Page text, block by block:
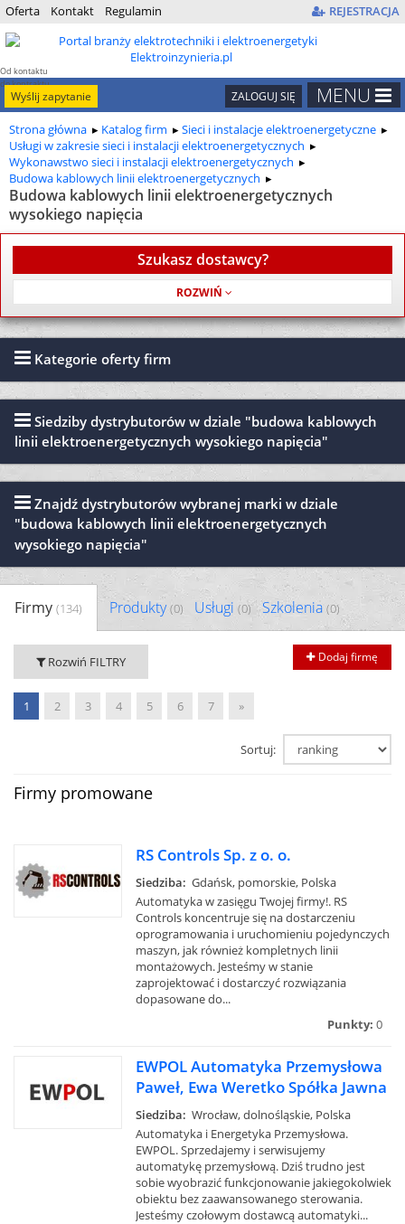
Oferta Kontakt Regulamin REJESTRACJA
Od kontaktu
do kontraktu
MENU
ZALOGUJ SIĘ
Wyślij zapytanie
Strona główna Katalog firm
Sieci i instalacje elektroenergetyczne
Usługi w zakresie sieci i instalacji elektroenergetycznych
Wykonawstwo sieci i instalacji elektroenergetycznych
Budowa kablowych linii elektroenergetycznych
Budowa kablowych linii elektroenergetycznych
wysokiego napięcia
Firmy (134) Produkty(0) Usługi (0) Szkolenia (0)
Dodaj firmę
Rozwiń FILTRY
1 2 3 4 5 6 7 »
Sortuj:
Firmy promowane
RS Controls Sp. z o. o.
Siedziba: Gdańsk, pomorskie, Polska
Automatyka w zasięgu Twojej firmy!. RS
Controls koncentruje się na dostarczeniu
oprogramowania i uruchomieniu pojedynczych
maszyn, jak również kompletnych linii
montażowych. Jesteśmy w stanie
zaprojektować i dostarczyć rozwiązania
dopasowane do...
Punkty: 0
EWPOL Automatyka Przemysłowa
Paweł, Ewa Weretko Spółka Jawna
Siedziba: Wrocław, dolnośląskie, Polska
Automatyka i Energetyka Przemysłowa.
EWPOL. Sprzedajemy i serwisujemy
automatykę przemysłową. Dziś trudno jest
sobie wyobrazić funkcjonowanie jakiegokolwiek
obiektu bez zaawansowanego sterowania.
Jesteśmy czołowym dostawcą automatyki...
Kategorie oferty firm
Siedziby dystrybutorów w dziale "budowa kablowych
linii elektroenergetycznych wysokiego napięcia"
Znajdź dystrybutorów wybranej marki w dziale
"budowa kablowych linii elektroenergetycznych
wysokiego napięcia"
Szukasz dostawcy?
Usługa jest bezpłatna